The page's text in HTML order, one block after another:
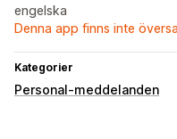
engelska
Denna app finns inte
Kategorier
Personal-meddelanden